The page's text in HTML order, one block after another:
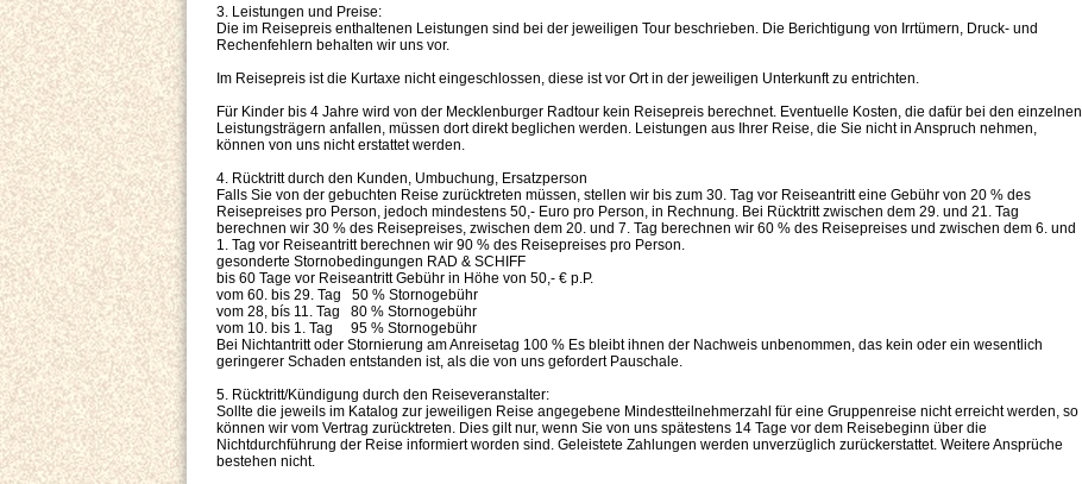
3. Leistungen und Preise:
Die im Reisepreis enthaltenen Leistungen sind bei der jeweiligen Tour beschrieben. Die Berichtigung von Irrtümern, Druck- und
Rechenfehlern behalten wir uns vor.
Im Reisepreis ist die Kurtaxe nicht eingeschlossen, diese ist vor Ort in der jeweiligen Unterkunft zu entrichten.
Für Kinder bis 4 Jahre wird von der Mecklenburger Radtour kein Reisepreis berechnet. Eventuelle Kosten, die dafür bei den einzelnen
Leistungsträgern anfallen, müssen dort direkt beglichen werden. Leistungen aus Ihrer Reise, die Sie nicht in Anspruch nehmen,
können von uns nicht erstattet werden.
4. Rücktritt durch den Kunden, Umbuchung, Ersatzperson
Falls Sie von der gebuchten Reise zurücktreten müssen, stellen wir bis zum 30. Tag vor Reiseantritt eine Gebühr von 20 % des
Reisepreises pro Person, jedoch mindestens 50,- Euro pro Person, in Rechnung. Bei Rücktritt zwischen dem 29. und 21. Tag
berechnen wir 30 % des Reisepreises, zwischen dem 20. und 7. Tag berechnen wir 60 % des Reisepreises und zwischen dem 6. und
1. Tag vor Reiseantritt berechnen wir 90 % des Reisepreises pro Person.
gesonderte Stornobedingungen RAD & SCHIFF
bis 60 Tage vor Reiseantritt Gebühr in Höhe von 50,- € p.P.
vom 60. bis 29. Tag 50 % Stornogebühr
vom 28, bís 11. Tag 80 % Stornogebühr
vom 10. bis 1. Tag 95 % Stornogebühr
Bei Nichtantritt oder Stornierung am Anreisetag 100 % Es bleibt ihnen der Nachweis unbenommen, das kein oder ein wesentlich
geringerer Schaden entstanden ist, als die von uns gefordert Pauschale.
5. Rücktritt/Kündigung durch den Reiseveranstalter:
Sollte die jeweils im Katalog zur jeweiligen Reise angegebene Mindestteilnehmerzahl für eine Gruppenreise nicht erreicht werden, so
können wir vom Vertrag zurücktreten. Dies gilt nur, wenn Sie von uns spätestens 14 Tage vor dem Reisebeginn über die
Nichtdurchführung der Reise informiert worden sind. Geleistete Zahlungen werden unverzüglich zurückerstattet. Weitere Ansprüche
bestehen nicht.